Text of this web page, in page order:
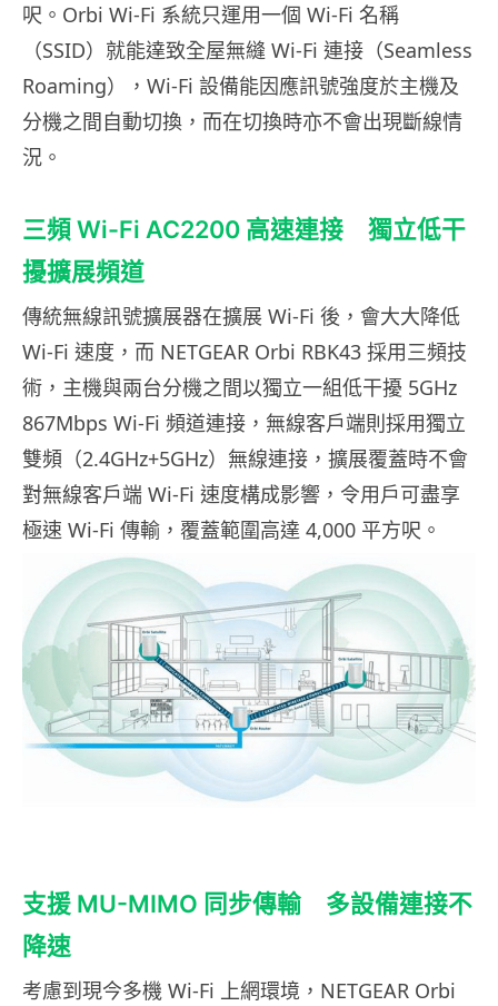
呎。Orbi Wi-Fi 系統只運用一個 Wi-Fi 名稱
（SSID）就能達致全屋無縫 Wi-Fi 連接（Seamless
Roaming），Wi-Fi 設備能因應訊號強度於主機及
分機之間自動切換，而在切換時亦不會出現斷線情
況。
三頻 Wi-Fi AC2200 高速連接 獨立低干
擾擴展頻道
傳統無線訊號擴展器在擴展 Wi-Fi 後，會大大降低
Wi-Fi 速度，而 NETGEAR Orbi RBK43 採用三頻技
術，主機與兩台分機之間以獨立一組低干擾 5GHz
867Mbps Wi-Fi 頻道連接，無線客戶端則採用獨立
雙頻（2.4GHz+5GHz）無線連接，擴展覆蓋時不會
對無線客戶端 Wi-Fi 速度構成影響，令用戶可盡享
極速 Wi-Fi 傳輸，覆蓋範圍高達 4,000 平方呎。
支援 MU-MIMO 同步傳輸 多設備連接不
降速
考慮到現今多機 Wi-Fi 上網環境，NETGEAR Orbi